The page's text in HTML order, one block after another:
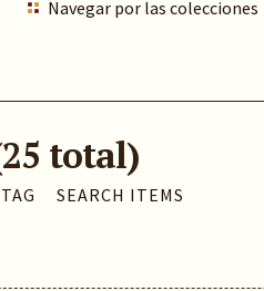
Navegar por las colecciones
total)
SEARCH ITEMS